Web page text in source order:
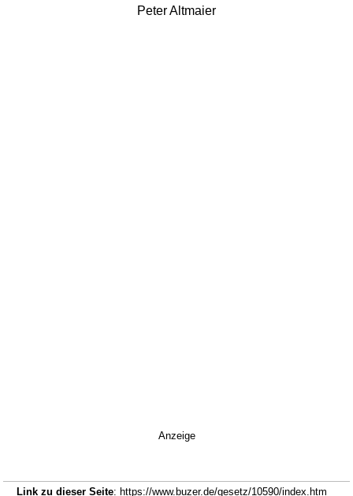
Peter Altmaier
Anzeige
Link zu dieser Seite: https://www.buzer.de/gesetz/10590/index.htm